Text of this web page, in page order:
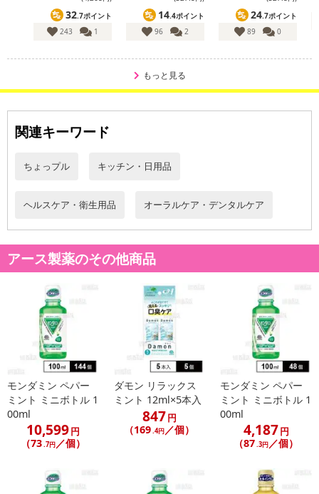
32.7ポイント
243
1
14.4ポイント
96
2
24.7ポイント
89
0
もっと見る
関連キーワード
ちょっプル キッチン・日用品
ヘルスケア・衛生用品 オーラルケア・デンタルケア
アース製薬のその他商品
モンダミン ペパー
ミント ミニボトル 1
00ml
10,599円
（73.7円／個）
ダモン リラックス
ミント 12ml×5本入
847円
（169.4円 ／個）
モンダミン ペパー
ミント ミニボトル 1
00ml
4,187円
（87.3円 ／個）